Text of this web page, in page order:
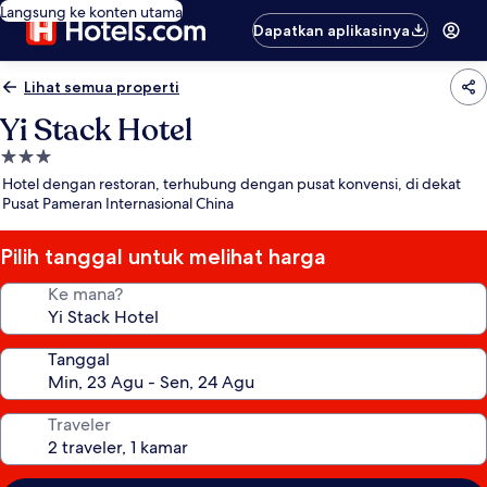
Langsung ke konten utama
Dapatkan aplikasinya
Lihat semua properti
Yi Stack Hotel
Properti
bintang
3.0
Hotel dengan restoran, terhubung dengan pusat konvensi, di dekat
Pusat Pameran Internasional China
Pilih tanggal untuk melihat harga
Ke mana?
Tanggal
Traveler